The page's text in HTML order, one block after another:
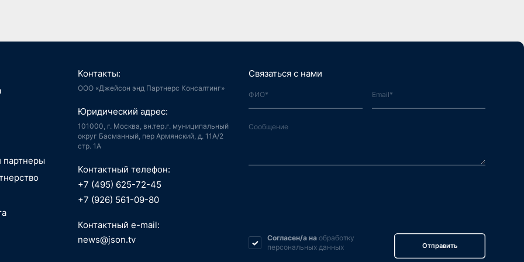
Интернет
LegalTech
данные,
4.0,
книги
АСУ ТП, IoT
3D
мотивация
БАС
город
3D
ИБ, КИИ
партнеры
Контакты:
ООО «Джейсон энд Партнерс Консалтинг»
Юридический адрес:
101000, г. Москва, вн.тер.г. муниципальный
округ Басманный, пер Армянский, д. 11А/2
стр. 1А
Контактный телефон:
+7 (495) 625-72-45
+7 (926) 561-09-80
Контактный e-mail:
news@json.tv
Связаться с нами
Согласен/а наобработку
персональных данных
Отправить